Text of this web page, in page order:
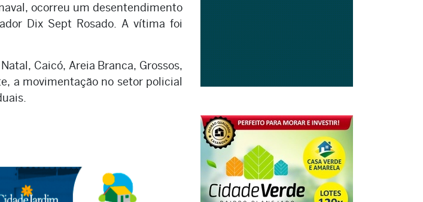
ocorreu um desentendimento
Dix Sept Rosado. A vítima foi
Caicó, Areia Branca, Grossos,
a movimentação no setor policial